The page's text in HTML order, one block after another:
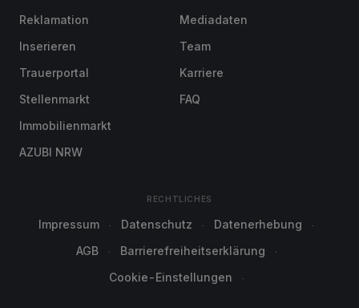
Reklamation
Inserieren
Trauerportal
Stellenmarkt
Immobilienmarkt
AZUBI NRW
Mediadaten
Team
Karriere
FAQ
RECHTLICHES
Impressum Datenschutz
Datenerhebung
AGB
Barrierefreiheitserklärung
Cookie-Einstellungen